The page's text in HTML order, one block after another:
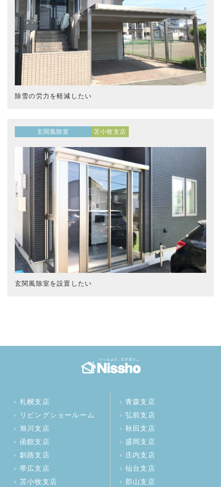
除雪の労力を軽減したい
玄関風除室 苫小牧支店
玄関風除室を設置したい
札幌支店
リビングショールーム
旭川支店
函館支店
釧路支店
帯広支店
苫小牧支店
青森支店
弘前支店
秋田支店
盛岡支店
庄内支店
仙台支店
郡山支店